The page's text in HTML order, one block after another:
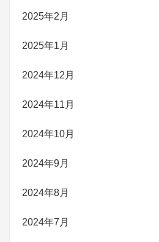
2025年2月
2025年1月
2024年12月
2024年11月
2024年10月
2024年9月
2024年8月
2024年7月